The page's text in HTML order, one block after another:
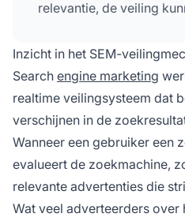
relevantie, de veiling
Inzicht in het SEM-
Search engine marketing
realtime veilingsysteem dat
verschijnen in de
Wanneer een gebruiker een
evalueert de zoekmachine,
relevante advertenties die
Wat veel adverteerders